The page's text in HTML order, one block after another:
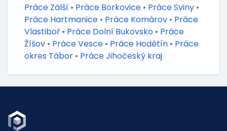
Práce Zálší • Práce Borkovice • Práce Sviny •
Práce Hartmanice • Práce Komárov • Práce
Vlastiboř • Práce Dolní Bukovsko • Práce
Žíšov • Práce Vesce • Práce Hodětín • Práce
okres Tábor • Práce Jihočeský kraj